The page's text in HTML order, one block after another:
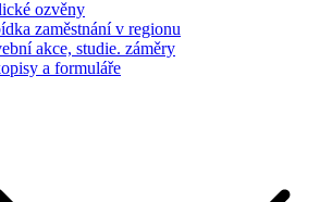
ozvěny
zaměstnání v regionu
akce, studie. záměry
a formuláře